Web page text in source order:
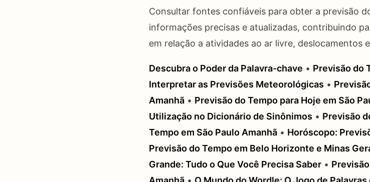
Consultar fontes confiáveis para obter a previsão
informações precisas e atualizadas, contribuindo
em relação a atividades ao ar livre, deslocamentos
Descubra o Poder da Palavra-chave • Previsão do
Interpretar as Previsões Meteorológicas •
Amanhã • Previsão do Tempo para Hoje em São
Utilização no Dicionário de Sinônimos • Previsão
Tempo em São Paulo Amanhã • Horóscopo:
Previsão do Tempo em Belo Horizonte e Minas
Grande: Tudo o Que Você Precisa Saber •